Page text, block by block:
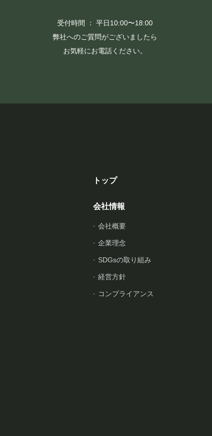
受付時間 ： 平日10:00〜18:00
弊社へのご質問がございましたら
お気軽にお電話ください。
トップ
会社情報
会社概要
企業理念
SDGsの取り組み
経営方針
コンプライアンス